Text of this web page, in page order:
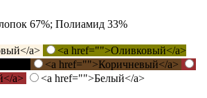
67%; Полиамид 33%
a>
<a href="">Оливковый</a>
<a href="">Коричневый</a>
a>
<a href="">Белый</a>